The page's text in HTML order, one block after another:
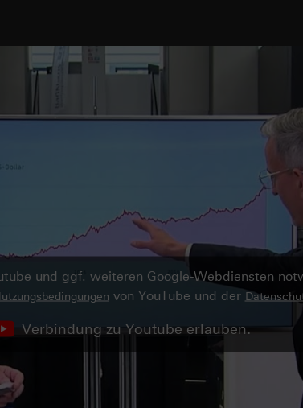
und ggf. weiteren Google-Webdiensten
von YouTube und der
Verbindung zu Youtube erlauben.